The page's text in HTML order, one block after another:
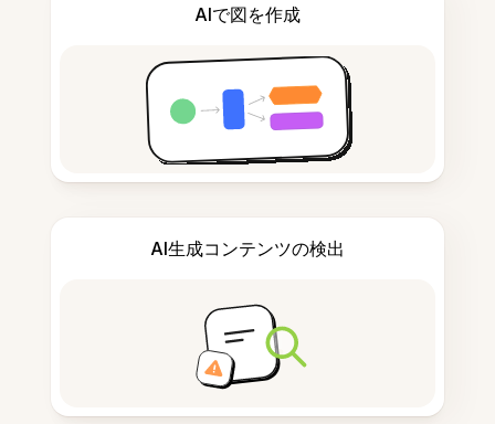
AIで図を作成
AI生成コンテンツの検出